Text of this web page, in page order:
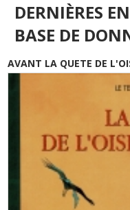
DERNIÈRES
BASE DE
AVANT LA QUETE DE